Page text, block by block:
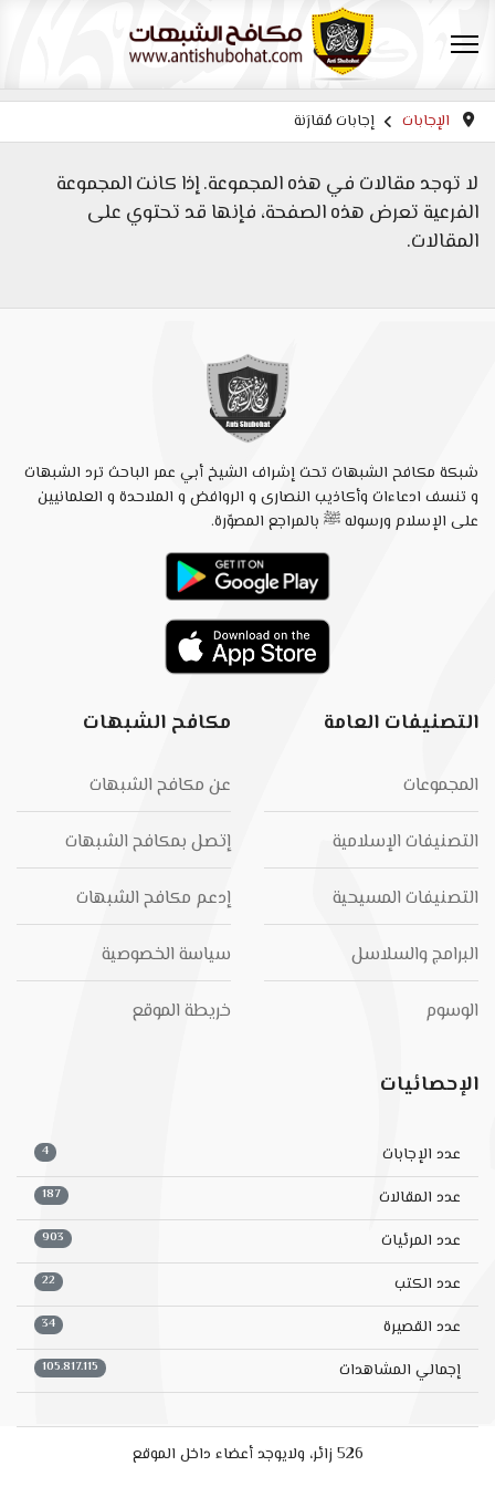
الإجابات إجابات مُقارَنة
لا توجد مقالات في هذه المجموعة. إذا كانت المجموعة
الفرعية تعرض هذه الصفحة، فإنها قد تحتوي على
المقالات.
شبكة مكافح الشبهات تحت إشراف الشيخ أبي عمر الباحث ترد الشبهات
و تنسف ادعاءات وأكاذيب النصارى و الروافض و الملاحدة و العلمانيين
على الإسلام ورسوله ﷺ بالمراجع المصوّرة.
التصنيفات العامة
المجموعات
التصنيفات الإسلامية
التصنيفات المسيحية
البرامج والسلاسل
الوسوم
مكافح الشبهات
عن مكافح الشبهات
إتصل بمكافح الشبهات
إدعم مكافح الشبهات
سياسة الخصوصية
خريطة الموقع
الإحصائيات
عدد الإجابات 4
عدد المقالات 187
عدد المرئيات 903
عدد الكتب 22
عدد القصيرة 34
إجمالي المشاهدات 105.817.115
526 زائر، ولايوجد أعضاء داخل الموقع